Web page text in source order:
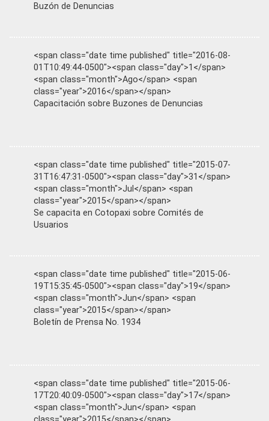
Buzón de Denuncias
<span class="date time published" title="2016-08-
01T10:49:44-0500"><span class="day">1</span>
<span class="month">Ago</span> <span
class="year">2016</span></span>
Capacitación sobre Buzones de Denuncias
<span class="date time published" title="2015-07-
31T16:47:31-0500"><span class="day">31</span>
<span class="month">Jul</span> <span
class="year">2015</span></span>
Se capacita en Cotopaxi sobre Comités de
Usuarios
<span class="date time published" title="2015-06-
19T15:35:45-0500"><span class="day">19</span>
<span class="month">Jun</span> <span
class="year">2015</span></span>
Boletín de Prensa No. 1934
<span class="date time published" title="2015-06-
17T20:40:09-0500"><span class="day">17</span>
<span class="month">Jun</span> <span